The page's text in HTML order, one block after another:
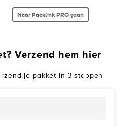
Naar Packlink PRO gaan
Verzend hem hier
je pakket in 3 stappen